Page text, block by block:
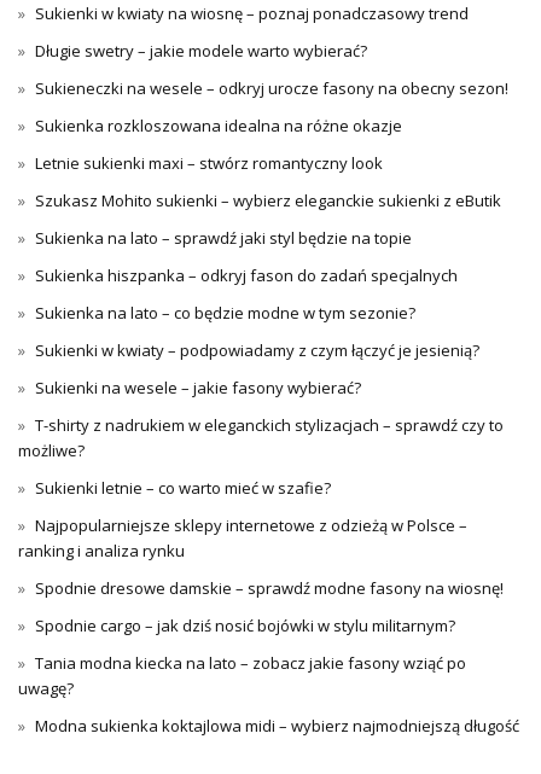
Sukienki w kwiaty na wiosnę – poznaj ponadczasowy trend
Długie swetry – jakie modele warto wybierać?
Sukieneczki na wesele – odkryj urocze fasony na obecny sezon!
Sukienka rozkloszowana idealna na różne okazje
Letnie sukienki maxi – stwórz romantyczny look
Szukasz Mohito sukienki – wybierz eleganckie sukienki z eButik
Sukienka na lato – sprawdź jaki styl będzie na topie
Sukienka hiszpanka – odkryj fason do zadań specjalnych
Sukienka na lato – co będzie modne w tym sezonie?
Sukienki w kwiaty – podpowiadamy z czym łączyć je jesienią?
Sukienki na wesele – jakie fasony wybierać?
T-shirty z nadrukiem w eleganckich stylizacjach – sprawdź czy to
możliwe?
Sukienki letnie – co warto mieć w szafie?
Najpopularniejsze sklepy internetowe z odzieżą w Polsce –
ranking i analiza rynku
Spodnie dresowe damskie – sprawdź modne fasony na wiosnę!
Spodnie cargo – jak dziś nosić bojówki w stylu militarnym?
Tania modna kiecka na lato – zobacz jakie fasony wziąć po
uwagę?
Modna sukienka koktajlowa midi – wybierz najmodniejszą długość